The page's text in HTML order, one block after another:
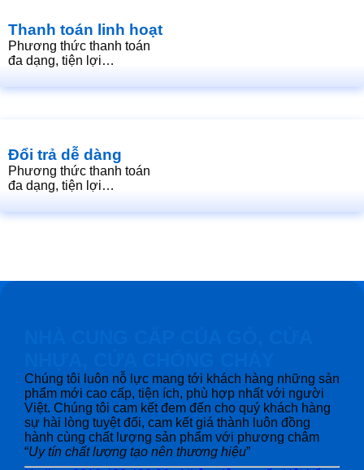
Thanh toán linh hoạt
Phương thức thanh toán
đa dạng, tiện lợi…
Đổi trả dễ dàng
Phương thức thanh toán
đa dạng, tiện lợi…
Chúng tôi luôn nỗ lực mang tới khách hàng những sản
phẩm mới cao cấp, tiện ích, phù hợp nhất với người
Việt. Chúng tôi cam kết đem đến cho quý khách hàng
sự hài lòng tuyệt đối, cam kết giá thành luôn đồng
hành cùng chất lượng sản phẩm với phương châm
“Uy tín chất lượng tạo nên thương hiệu”